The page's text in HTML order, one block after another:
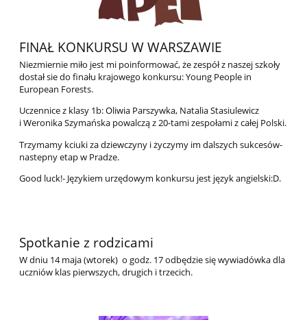
FINAŁ KONKURSU W WARSZAWIE
Niezmiernie miło jest mi poinformować, że zespół z naszej szkoły
dostał sie do finału krajowego konkursu: Young People in
European Forests.
Uczennice z klasy 1b: Oliwia Parszywka, Natalia Stasiulewicz
i Weronika Szymańska powalczą z 20-tami zespołami z całej Polski.
Trzymamy kciuki za dziewczyny i życzymy im dalszych sukcesów-
nastepny etap w Pradze.
Good luck!- Językiem urzędowym konkursu jest język angielski:D.
Spotkanie z rodzicami
W dniu 14 maja (wtorek) o godz. 17 odbędzie się wywiadówka dla
uczniów klas pierwszych, drugich i trzecich.